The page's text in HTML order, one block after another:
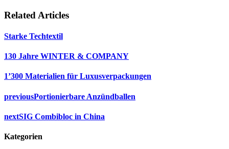
Related Articles
Starke Techtextil
130 Jahre WINTER & COMPANY
1’300 Materialien für Luxusverpackungen
previousPortionierbare Anzündballen
nextSIG Combibloc in China
Kategorien